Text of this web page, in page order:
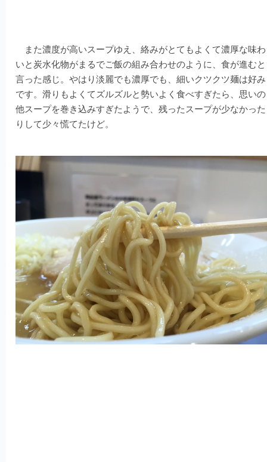
また濃度が高いスープゆえ、絡みがとてもよくて濃厚な味わ
いと炭水化物がまるでご飯の組み合わせのように、食が進むと
言った感じ。やはり淡麗でも濃厚でも、細いクツクツ麺は好み
です。滑りもよくてズルズルと勢いよく食べすぎたら、思いの
他スープを巻き込みすぎたようで、残ったスープが少なかった
りして少々慌てたけど。